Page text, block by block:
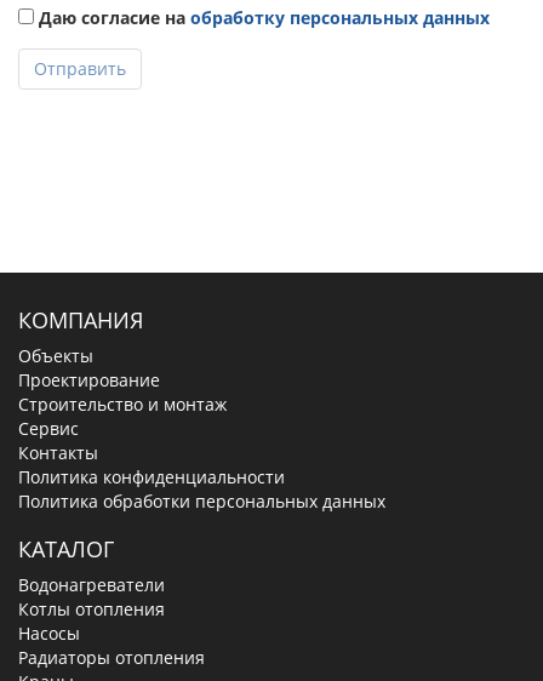
Даю согласие на обработку персональных данных
Отправить
КОМПАНИЯ
Объекты
Проектирование
Строительство и монтаж
Сервис
Контакты
Политика конфиденциальности
Политика обработки персональных данных
КАТАЛОГ
Водонагреватели
Котлы отопления
Насосы
Радиаторы отопления